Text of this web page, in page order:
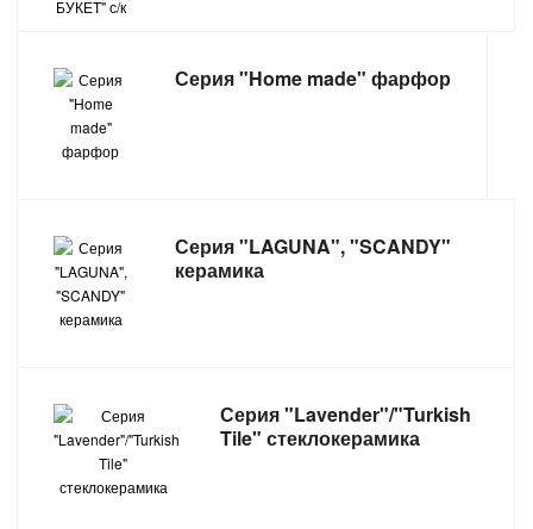
Серия "Home made" фарфор
Серия "LAGUNA", "SCANDY"
керамика
Серия "Lavender"/"Turkish
Tile" стеклокерамика